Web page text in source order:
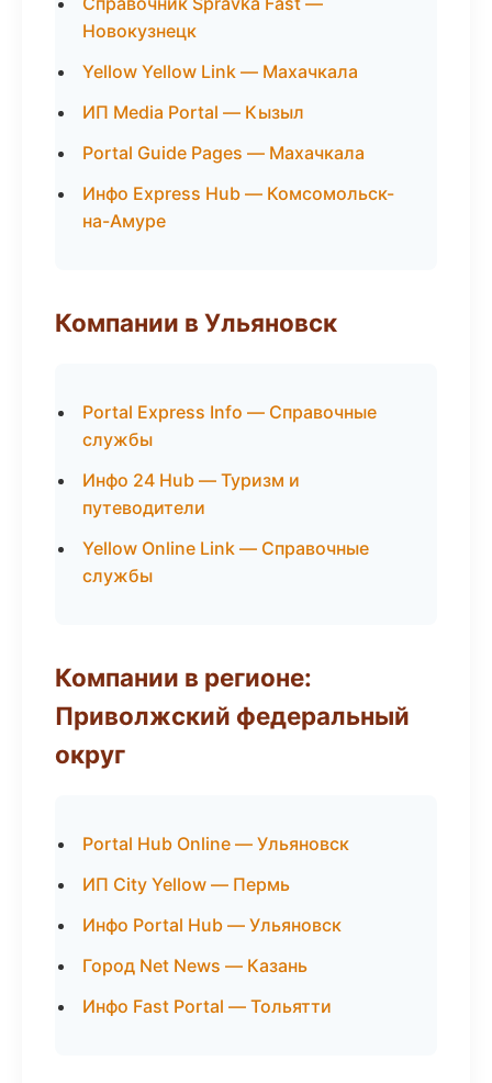
Новокузнецк
Yellow Yellow Link — Махачкала
ИП Media Portal — Кызыл
Portal Guide Pages — Махачкала
Инфо Express Hub — Комсомольск-
на-Амуре
Компании в Ульяновск
Portal Express Info — Справочные
службы
Инфо 24 Hub — Туризм и
путеводители
Yellow Online Link — Справочные
службы
Компании в регионе:
Приволжский федеральный
округ
Portal Hub Online — Ульяновск
ИП City Yellow — Пермь
Инфо Portal Hub — Ульяновск
Город Net News — Казань
Инфо Fast Portal — Тольятти